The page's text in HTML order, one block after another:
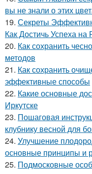
вы не знали о этих
19. Секреты
Как Достичь Успеха на
20. Как сохранить
методов
21. Как сохранить
эффективные способы
22. Какие основные
Иркутске
23. Пошаговая
клубнику весной для
24. Улучшение
основные принципы и
25. Подмосковные